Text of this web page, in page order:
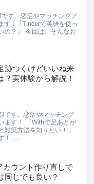
す。恋活やマッチングア
す！ ｢Tinderで英語を使っ
の？」 今回は、そんなお
跡つくけどいいね来
？実体験から解説！
です。恋活やマッチング
ます！ 「Withで足あとが
策方法を知りたい！」
！ ...
カウント作り直しで
同じでも良い？